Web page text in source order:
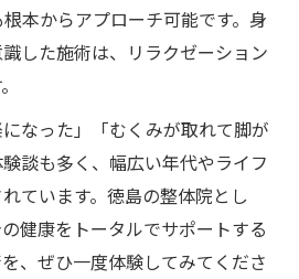
本からアプローチ可能です。身
した施術は、リラクゼーション
になった」「むくみが取れて脚が
談も多く、幅広い年代やライフ
ています。徳島の整体院とし
健康をトータルでサポートする
、ぜひ一度体験してみてくださ